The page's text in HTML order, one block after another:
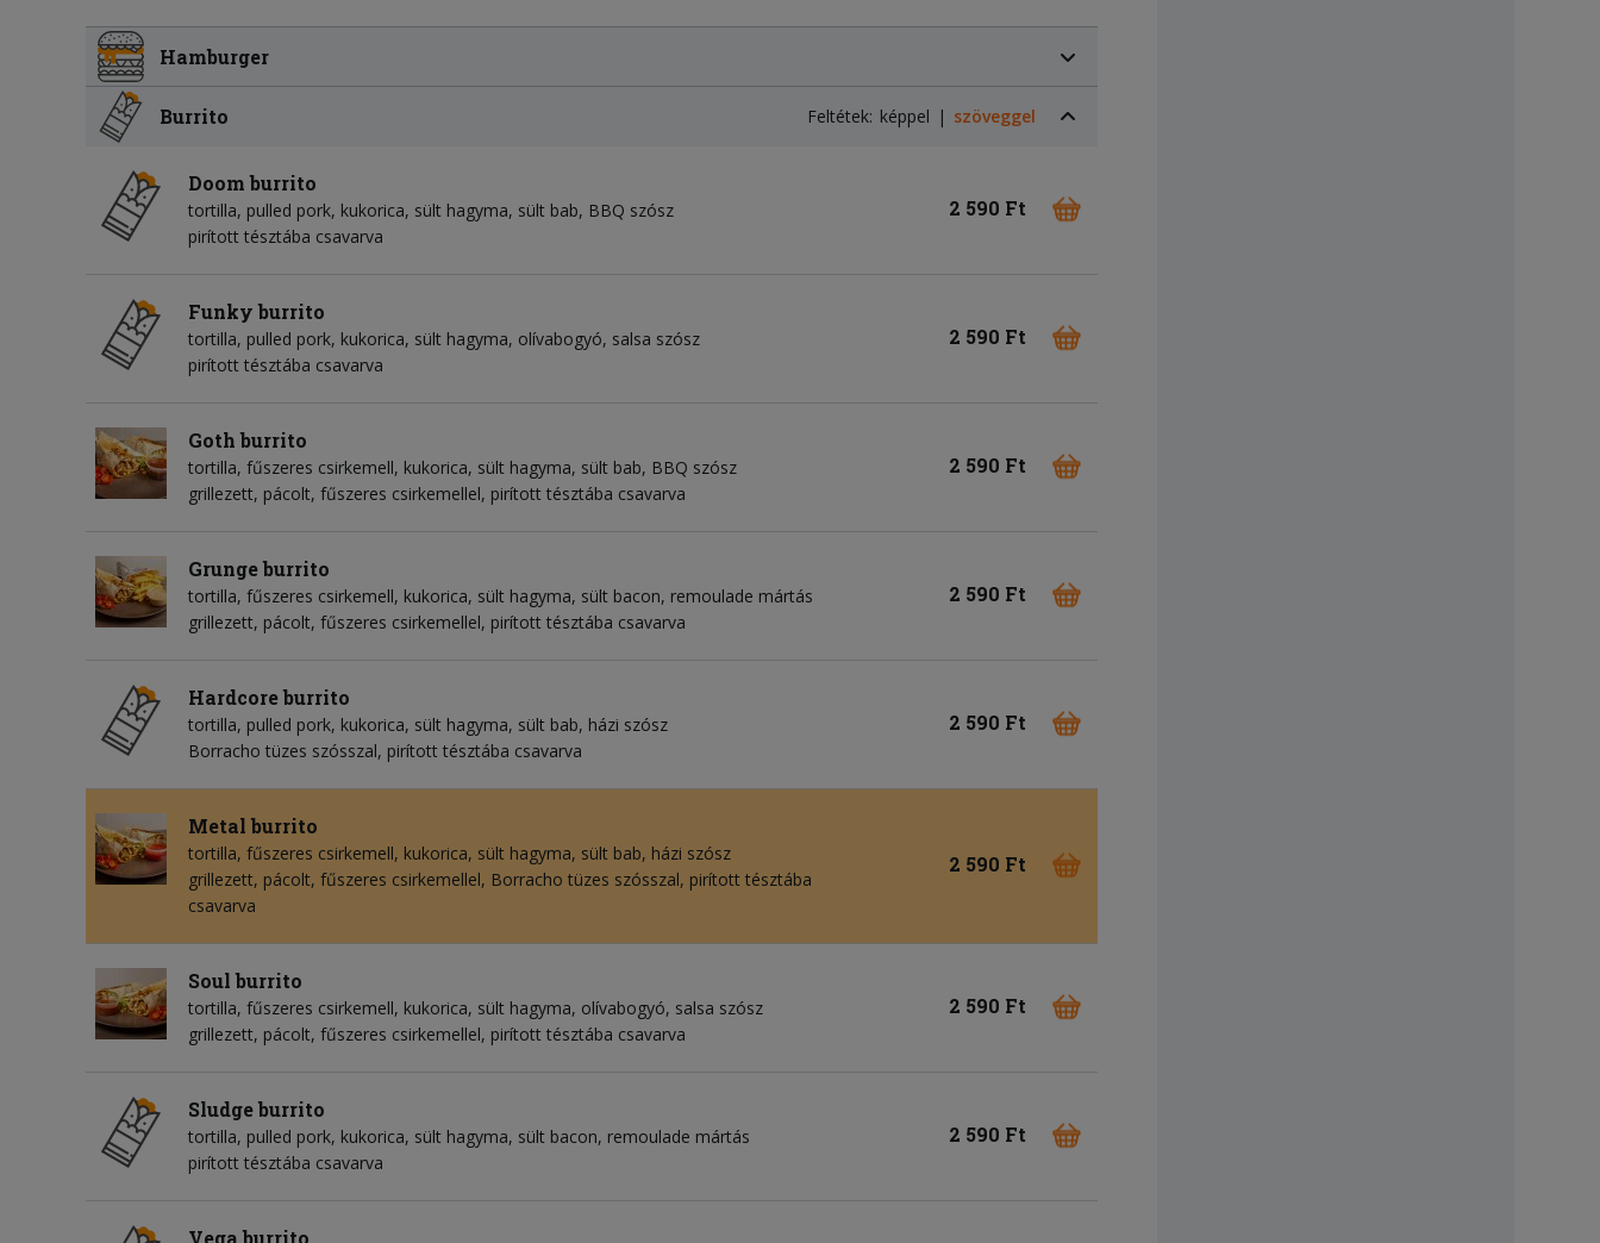
Hamburger
Burrito Feltétek: képpel szöveggel
Doom burrito
tortilla pulled pork kukorica sült hagyma sült bab BBQ szósz
pirított tésztába csavarva
2 590 Ft
Funky burrito
tortilla pulled pork kukorica sült hagyma olívabogyó salsa szósz
pirított tésztába csavarva
2 590 Ft
Goth burrito
tortilla fűszeres csirkemell kukorica sült hagyma sült bab BBQ szósz
grillezett, pácolt, fűszeres csirkemellel, pirított tésztába csavarva
2 590 Ft
Grunge burrito
tortilla fűszeres csirkemell kukorica sült hagyma sült bacon remoulade mártás
grillezett, pácolt, fűszeres csirkemellel, pirított tésztába csavarva
2 590 Ft
Hardcore burrito
tortilla pulled pork kukorica sült hagyma sült bab házi szósz
Borracho tüzes szósszal, pirított tésztába csavarva
2 590 Ft
Metal burrito
tortilla fűszeres csirkemell kukorica sült hagyma sült bab házi szósz
grillezett, pácolt, fűszeres csirkemellel, Borracho tüzes szósszal, pirított tésztába
csavarva
2 590 Ft
Soul burrito
tortilla fűszeres csirkemell kukorica sült hagyma olívabogyó salsa szósz
grillezett, pácolt, fűszeres csirkemellel, pirított tésztába csavarva
2 590 Ft
Sludge burrito
tortilla pulled pork kukorica sült hagyma sült bacon remoulade mártás
pirított tésztába csavarva
2 590 Ft
Vega burrito